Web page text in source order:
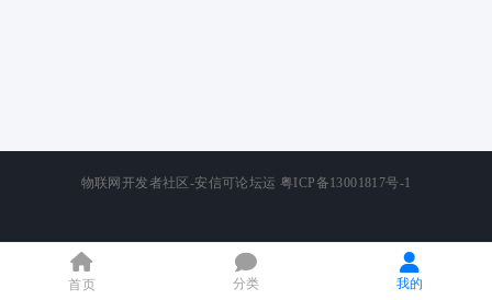
首页 分类 我的
物联网开发者社区-安信可论坛运 粤ICP备13001817号-1